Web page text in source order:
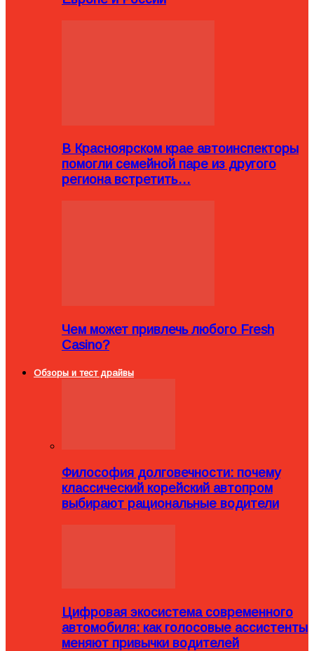
В Красноярском крае автоинспекторы
помогли семейной паре из другого
региона встретить…
Чем может привлечь любого Fresh
Casino?
Обзоры и тест драйвы
Философия долговечности: почему
классический корейский автопром
выбирают рациональные водители
Цифровая экосистема современного
автомобиля: как голосовые ассистенты
меняют привычки водителей